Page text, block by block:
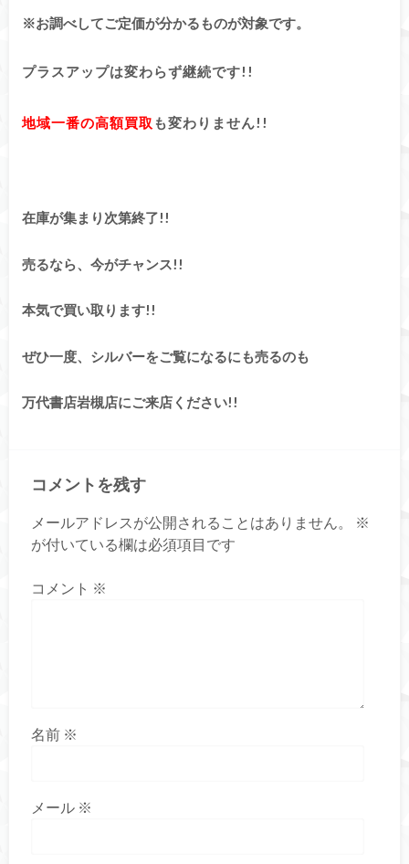
※お調べしてご定価が分かるものが対象です。
プラスアップは変わらず継続です!!
地域一番の高額買取 も変わりません!!
在庫が集まり次第終了!!
売るなら、今がチャンス!!
本気で買い取ります!!
ぜひ一度、シルバーをご覧になるにも売るのも
万代書店岩槻店にご来店ください!!
コメントを残す
メールアドレスが公開されることはありません。
※
が付いている欄は必須項目です
コメント ※
名前 ※
メール ※